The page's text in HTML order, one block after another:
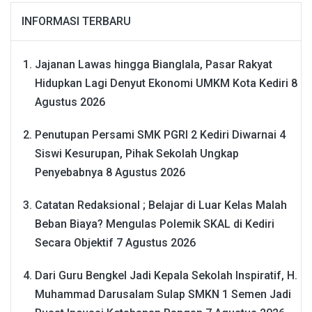
INFORMASI TERBARU
Jajanan Lawas hingga Bianglala, Pasar Rakyat
Hidupkan Lagi Denyut Ekonomi UMKM Kota Kediri 8
Agustus 2026
Penutupan Persami SMK PGRI 2 Kediri Diwarnai 4
Siswi Kesurupan, Pihak Sekolah Ungkap
Penyebabnya 8 Agustus 2026
Catatan Redaksional ; Belajar di Luar Kelas Malah
Beban Biaya? Mengulas Polemik SKAL di Kediri
Secara Objektif 7 Agustus 2026
Dari Guru Bengkel Jadi Kepala Sekolah Inspiratif, H.
Muhammad Darusalam Sulap SMKN 1 Semen Jadi